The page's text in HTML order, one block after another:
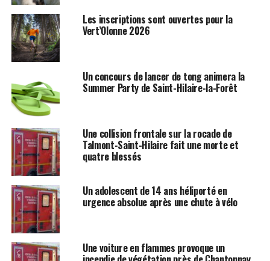
Les inscriptions sont ouvertes pour la
Vert’Olonne 2026
Un concours de lancer de tong animera la
Summer Party de Saint-Hilaire-la-Forêt
Une collision frontale sur la rocade de
Talmont-Saint-Hilaire fait une morte et
quatre blessés
Un adolescent de 14 ans héliporté en
urgence absolue après une chute à vélo
Une voiture en flammes provoque un